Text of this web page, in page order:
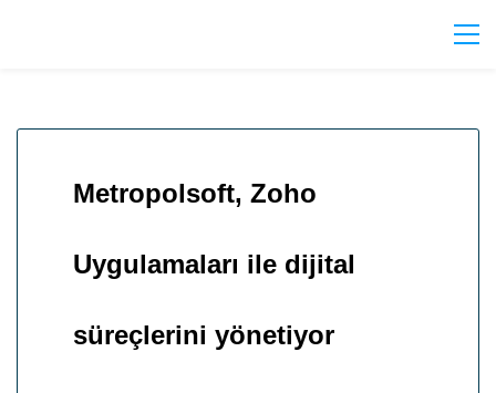
Metropolsoft, Zoho
Uygulamaları ile dijital
süreçlerini yönetiyor